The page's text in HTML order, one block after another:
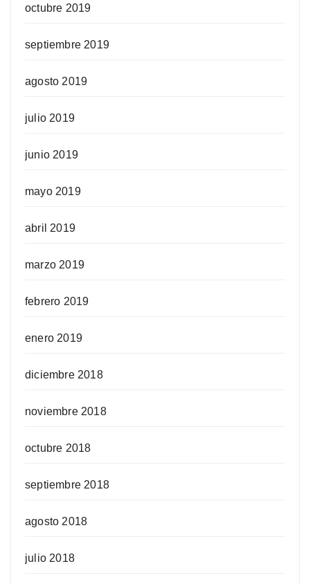
octubre 2019
septiembre 2019
agosto 2019
julio 2019
junio 2019
mayo 2019
abril 2019
marzo 2019
febrero 2019
enero 2019
diciembre 2018
noviembre 2018
octubre 2018
septiembre 2018
agosto 2018
julio 2018